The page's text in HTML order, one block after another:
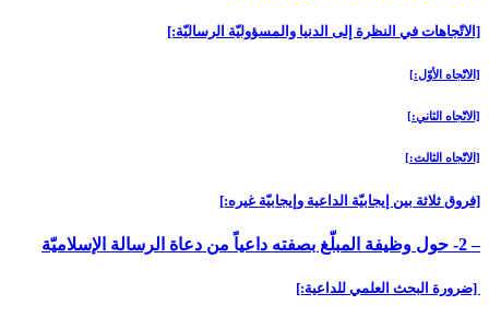
[الاتّجاهات في النظرة إلى الدنيا والمسؤوليّة الرساليّة:]
[الاتّجاه الأوّل:]
[الاتّجاه الثاني:]
[الاتّجاه الثالث:]
[فروق ثلاثة بين إيجابيّة الداعية وإيجابيّة غيره:]
– 2- حول وظيفة المبلّغ بصفته داعياً من دعاة الرسالة الإسلاميّة
[ضرورة البحث العلمي للداعية:]